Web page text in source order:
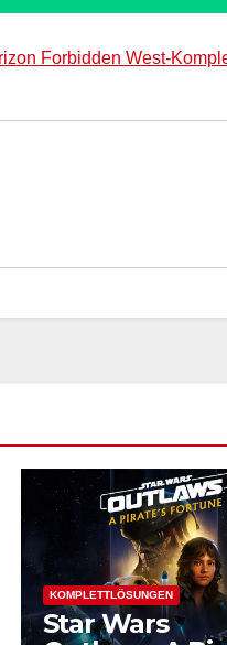
Forbidden West-
KOMPLETTLÖSUNGEN
Star Wars